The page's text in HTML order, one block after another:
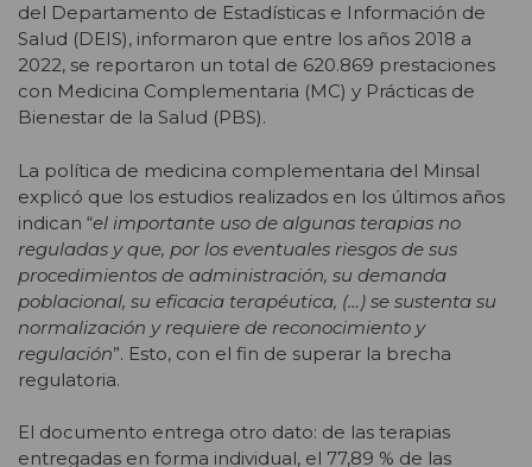
del Departamento de Estadísticas e Información de
Salud (DEIS), informaron que entre los años 2018 a
2022, se reportaron un total de 620.869 prestaciones
con Medicina Complementaria (MC) y Prácticas de
Bienestar de la Salud (PBS).
La política de medicina complementaria del Minsal
explicó que los estudios realizados en los últimos años
indican “el importante uso de algunas terapias no
reguladas y que, por los eventuales riesgos de sus
procedimientos de administración, su demanda
poblacional, su eficacia terapéutica, (…) se sustenta su
normalización y requiere de reconocimiento y
regulación”. Esto, con el fin de superar la brecha
regulatoria.
El documento entrega otro dato: de las terapias
entregadas en forma individual, el 77,89 % de las